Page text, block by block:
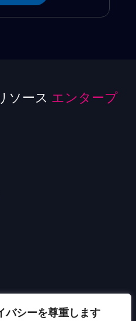
バシーを尊重します
ソース エンタープ